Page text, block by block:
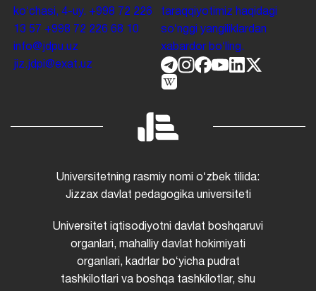
koʻchasi, 4-uy. +998 72 226
13 57 +998 72 226 68 10
info@jdpu.uz
jiz.jdpi@exat.uz
taraqqiyotimiz haqidagi
soʻnggi yangiliklardan
xabardor boʻling.
Universitetning rasmiy nomi oʻzbek tilida:
Jizzax davlat pedagogika universiteti
Universitet iqtisodiyotni davlat boshqaruvi
organlari, mahalliy davlat hokimiyati
organlari, kadrlar boʻyicha pudrat
tashkilotlari va boshqa tashkilotlar, shu